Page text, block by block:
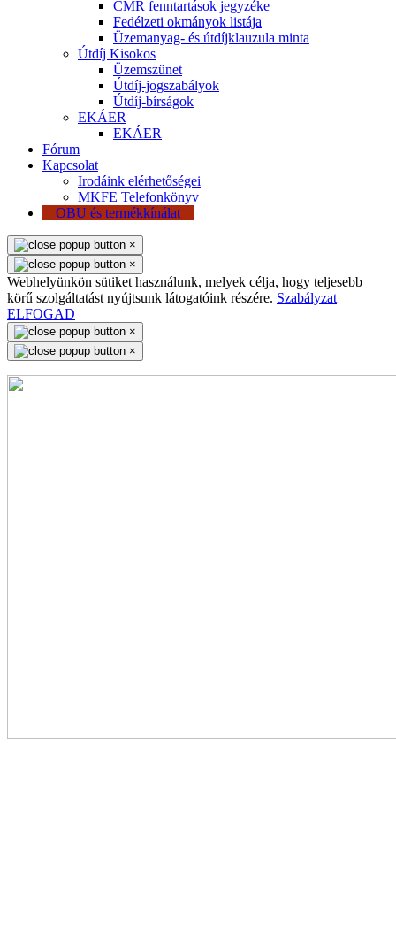
CMR fenntartások jegyzéke
Fedélzeti okmányok listája
Üzemanyag- és útdíjklauzula minta
Útdíj Kisokos
Üzemszünet
Útdíj-jogszabályok
Útdíj-bírságok
EKÁER
EKÁER
Fórum
Kapcsolat
Irodáink elérhetőségei
MKFE Telefonkönyv
OBU és termékkínálat
×
×
Webhelyünkön sütiket használunk, melyek célja, hogy teljesebb
körű szolgáltatást nyújtsunk látogatóink részére. Szabályzat
ELFOGAD
×
×